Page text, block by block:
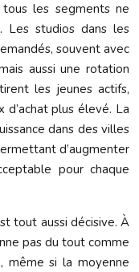
les segments ne
Les studios dans les
souvent avec
aussi une rotation
les jeunes actifs,
d’achat plus élevé. La
dans des villes
d’augmenter
pour chaque
tout aussi décisive. À
pas du tout comme
même si la moyenne